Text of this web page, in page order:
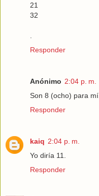
21
32
Responder
Anónimo 2:04 p. m.
Son 8 (ocho) para mí.
Responder
kaiq 2:04 p. m.
Yo diría 11.
Responder